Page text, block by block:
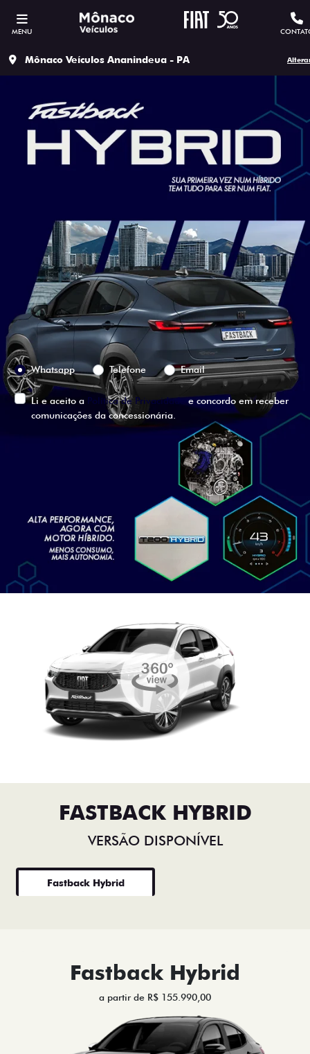
MENU
Mônaco Veículos Ananindeua - PA
SOLICITAR PROPOSTA
Versão escolhida
Preferência de contato:
Whatsapp
Telefone Email
Li e aceito a Política de Privacidade
e concordo em receber
comunicações da concessionária.
ENTRAR EM CONTATO
VISUALIZE O
VEÍCULO EM
360°
FASTBACK HYBRID
VERSÃO DISPONÍVEL
Fastback Hybrid
Fastback Hybrid
a partir de R$ 155.990,00